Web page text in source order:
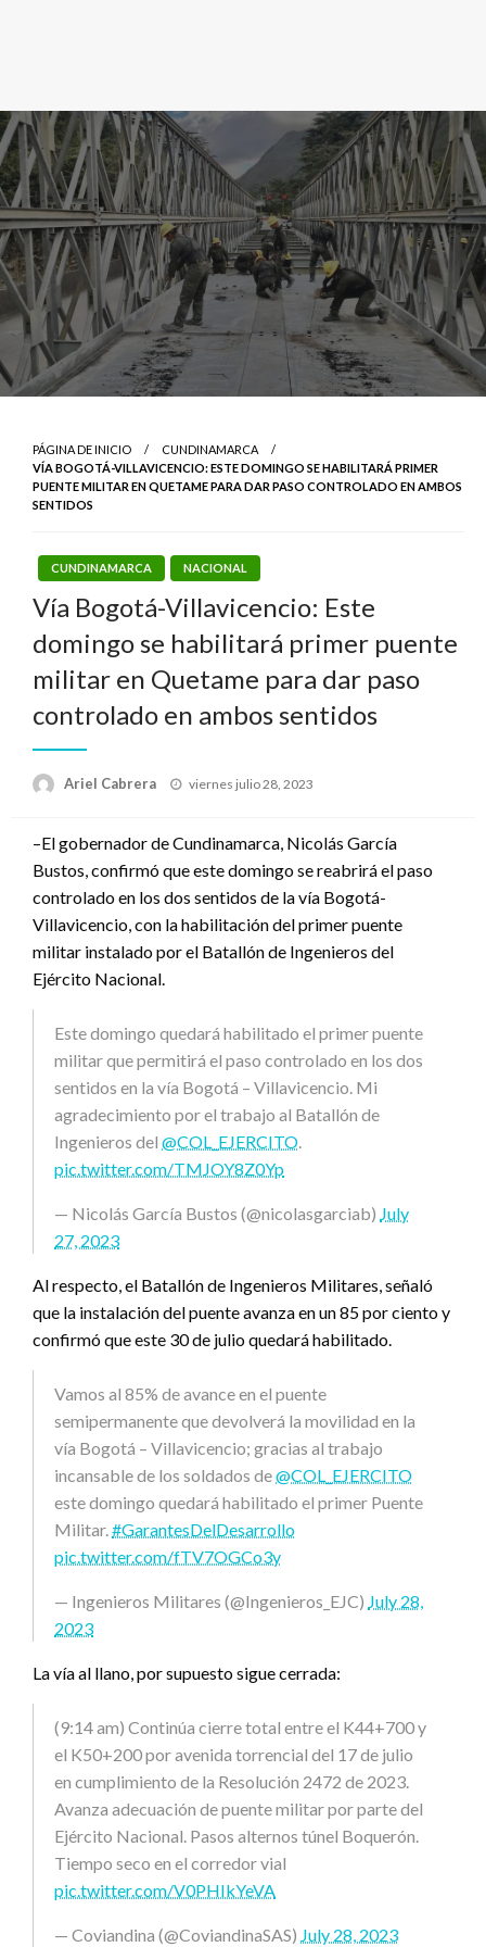
PÁGINA DE INICIO
CUNDINAMARCA
VÍA BOGOTÁ-VILLAVICENCIO: ESTE DOMINGO SE HABILITARÁ PRIMER
PUENTE MILITAR EN QUETAME PARA DAR PASO CONTROLADO EN AMBOS
SENTIDOS
CUNDINAMARCA NACIONAL
Vía Bogotá-Villavicencio: Este
domingo se habilitará primer puente
militar en Quetame para dar paso
controlado en ambos sentidos
Ariel Cabrera
Publicado
viernes julio 28, 2023
–El gobernador de Cundinamarca, Nicolás García
Bustos, confirmó que este domingo se reabrirá el paso
controlado en los dos sentidos de la vía Bogotá-
Villavicencio, con la habilitación del primer puente
militar instalado por el Batallón de Ingenieros del
Ejército Nacional.
Este domingo quedará habilitado el primer puente
militar que permitirá el paso controlado en los dos
sentidos en la vía Bogotá – Villavicencio. Mi
agradecimiento por el trabajo al Batallón de
Ingenieros del @COL_EJERCITO.
pic.twitter.com/TMJOY8Z0Yp
— Nicolás García Bustos (@nicolasgarciab) July
27, 2023
Al respecto, el Batallón de Ingenieros Militares, señaló
que la instalación del puente avanza en un 85 por ciento y
confirmó que este 30 de julio quedará habilitado.
Vamos al 85% de avance en el puente
semipermanente que devolverá la movilidad en la
vía Bogotá – Villavicencio; gracias al trabajo
incansable de los soldados de@COL_EJERCITO
este domingo quedará habilitado el primer Puente
Militar.#GarantesDelDesarrollo
pic.twitter.com/fTV7OGCo3y
— Ingenieros Militares (@Ingenieros_EJC) July 28,
2023
La vía al llano, por supuesto sigue cerrada:
(9:14 am) Continúa cierre total entre el K44+700 y
el K50+200 por avenida torrencial del 17 de julio
en cumplimiento de la Resolución 2472 de 2023.
Avanza adecuación de puente militar por parte del
Ejército Nacional. Pasos alternos túnel Boquerón.
Tiempo seco en el corredor vial
pic.twitter.com/V0PHIkYeVA
— Coviandina (@CoviandinaSAS) July 28, 2023